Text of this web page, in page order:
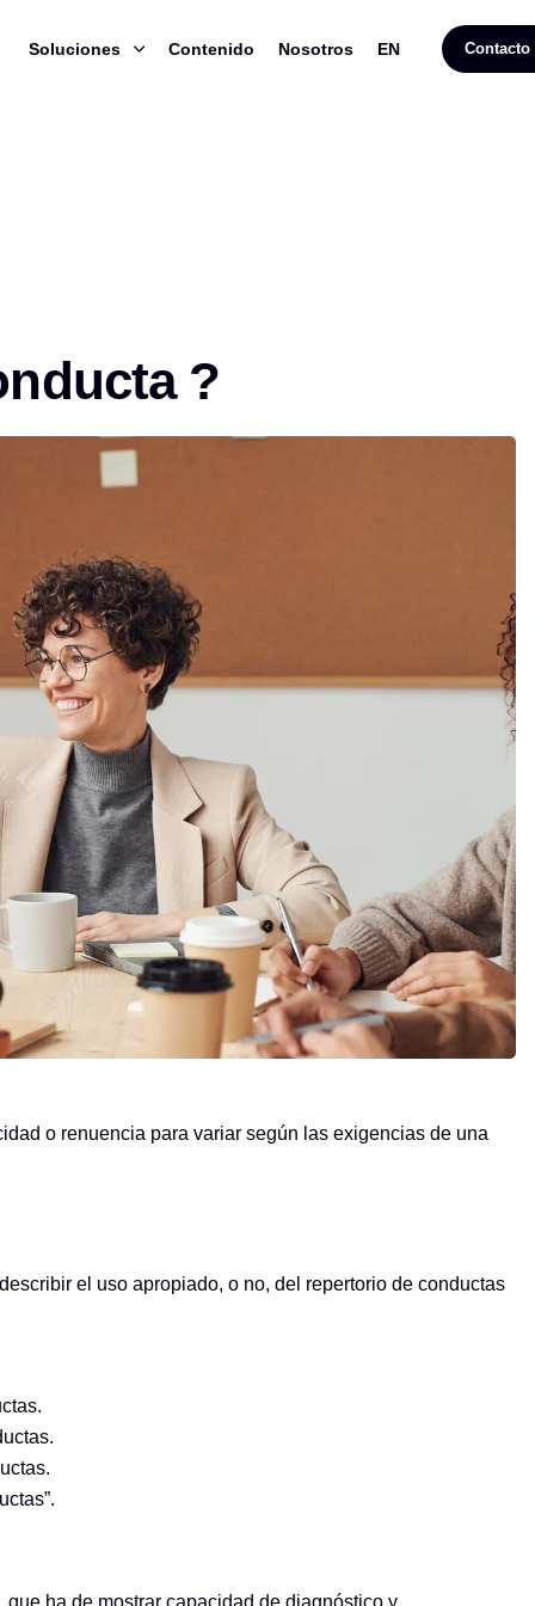
Soluciones Contenido Nosotros EN Contacto
?
o renuencia para variar según las exigencias de una
el uso apropiado, o no, del repertorio de conductas
ha de mostrar capacidad de diagnóstico y